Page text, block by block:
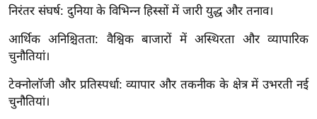
यं
ग
इं
या
सा
निरंतर संघर्ष: दुनिया के विभिन्न हिस्सों में जारी युद्ध और तनाव।
आर्थिक अनिश्चितता: वैश्विक बाजारों में अस्थिरता और व्यापारिक
चुनौतियां।
टेक्नोलॉजी और प्रतिस्पर्धा: व्यापार और तकनीक के क्षेत्र में उभरती नई
चुनौतियां।